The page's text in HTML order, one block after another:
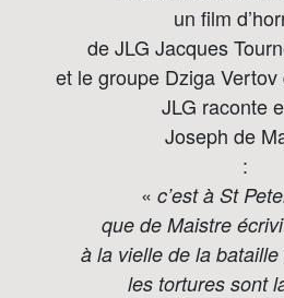
un film
de JLG Jacques
et le groupe Dziga
JLG raconte
Joseph de
:
« c’est à St
que de Maistre
à la vielle de la
les tortures sont